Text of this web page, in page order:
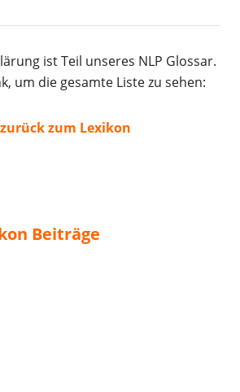
ist Teil unseres NLP Glossar.
um die gesamte Liste zu sehen:
zum Lexikon
Beiträge